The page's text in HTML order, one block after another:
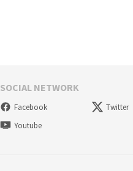
SOCIAL NETWORK
Facebook Twitter
Youtube